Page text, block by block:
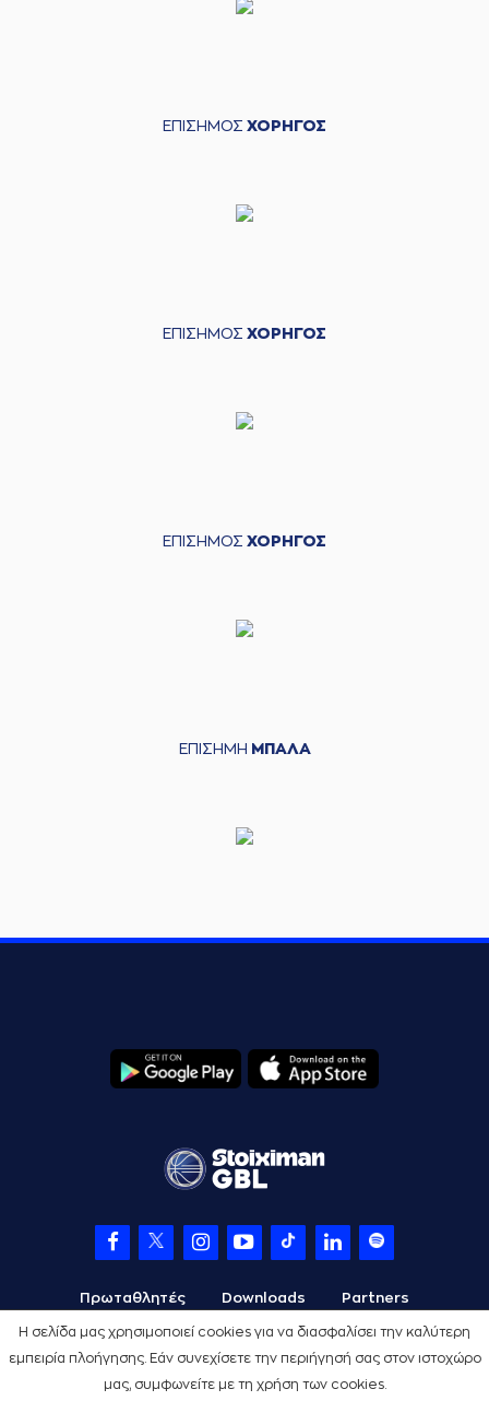
Η σελίδα μας χρησιμοποιεί cookies για να διασφαλίσει την καλύτερη
εμπειρία πλοήγησης. Εάν συνεχίσετε την περιήγησή σας στον ιστοχώρο
μας, συμφωνείτε με τη χρήση των cookies.
ΕΠΙΣΗΜΟΣ ΧΟΡΗΓΟΣ
ΕΠΙΣΗΜΟΣ ΧΟΡΗΓΟΣ
ΕΠΙΣΗΜΟΣ ΧΟΡΗΓΟΣ
ΕΠΙΣΗΜΗ ΜΠΑΛΑ
Πρωταθλητές Downloads Partners